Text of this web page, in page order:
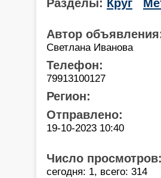
Разделы: Круг
Автор
Светлана Иванова
Телефон:
79913100127
Регион:
Отправлено:
19-10-2023 10:40
Число просмотров:
сегодня: 1, всего: 314